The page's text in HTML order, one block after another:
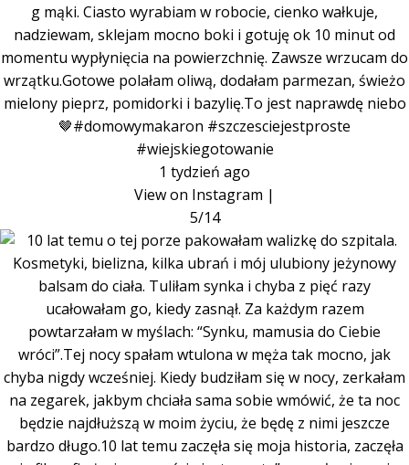
g mąki. Ciasto wyrabiam w robocie, cienko wałkuje,
nadziewam, sklejam mocno boki i gotuję ok 10 minut od
momentu wypłynięcia na powierzchnię. Zawsze wrzucam do
wrzątku.Gotowe polałam oliwą, dodałam parmezan, świeżo
mielony pieprz, pomidorki i bazylię.To jest naprawdę niebo
🤎#domowymakaron #szczesciejestproste
#wiejskiegotowanie
1 tydzień ago
View on Instagram |
5/14